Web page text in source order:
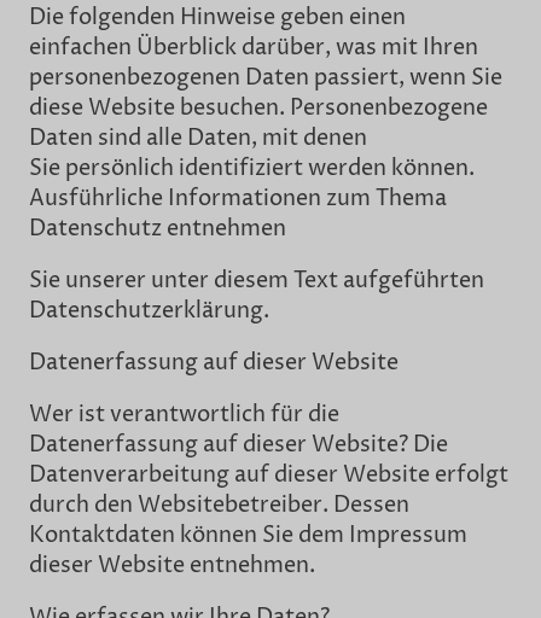
Die folgenden Hinweise geben einen
einfachen Überblick darüber, was mit Ihren
personenbezogenen Daten passiert, wenn Sie
diese Website besuchen. Personenbezogene
Daten sind alle Daten, mit denen
Sie persönlich identifiziert werden können.
Ausführliche Informationen zum Thema
Datenschutz entnehmen
Sie unserer unter diesem Text aufgeführten
Datenschutzerklärung.
Datenerfassung auf dieser Website
Wer ist verantwortlich für die
Datenerfassung auf dieser Website? Die
Datenverarbeitung auf dieser Website erfolgt
durch den Websitebetreiber. Dessen
Kontaktdaten können Sie dem Impressum
dieser Website entnehmen.